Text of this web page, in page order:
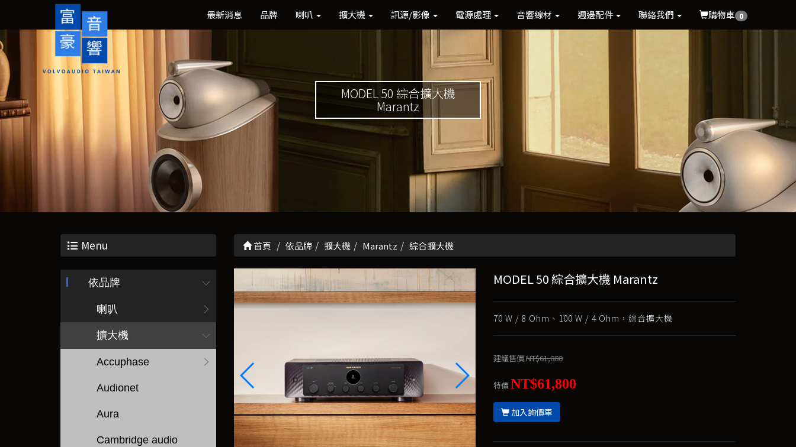
最新消息 品牌 喇叭 擴大機 訊源/影像 電源處理 音響線材 週邊配件 聯絡我們 購物車 0
MODEL 50 綜合擴大機
Marantz
Menu
依品牌
喇叭
擴大機
Accuphase
Audionet
Aura
Cambridge audio
首頁 依品牌 擴大機 Marantz 綜合擴大機
MODEL 50 綜合擴大機 Marantz
70 W / 8 Ohm、100 W / 4 Ohm，綜合擴大機
建議售價NT$61,800
特價NT$61,800
加入詢價車